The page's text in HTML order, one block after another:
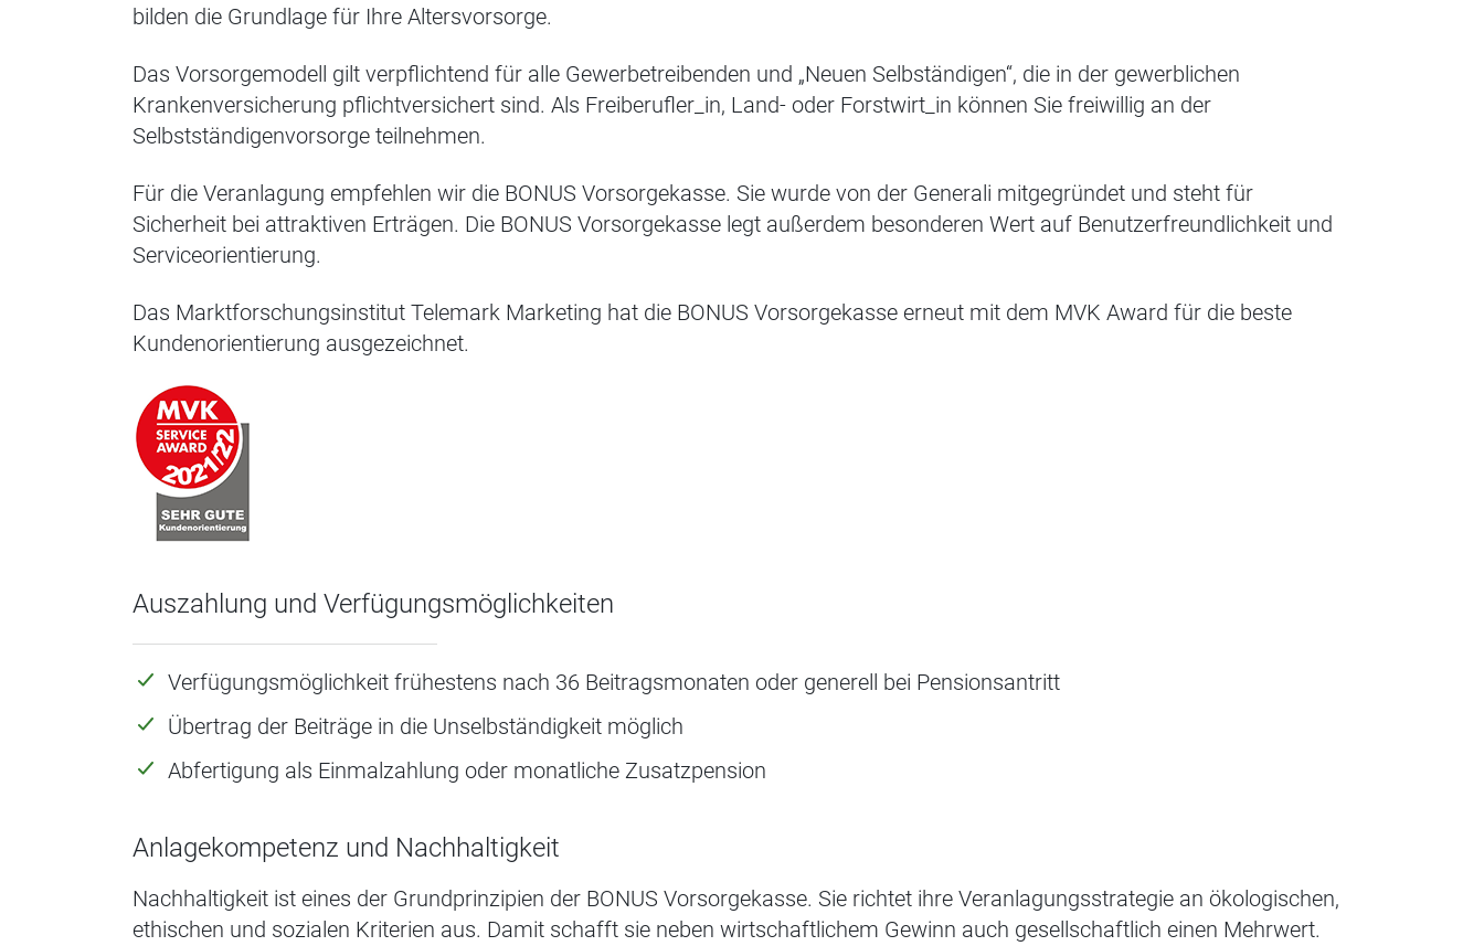
bilden die Grundlage für Ihre Altersvorsorge.
Das Vorsorgemodell gilt verpflichtend für alle Gewerbetreibenden und „Neuen Selbständigen“, die in der gewerblichen
Krankenversicherung pflichtversichert sind. Als Freiberufler_in, Land- oder Forstwirt_in können Sie freiwillig an der
Selbstständigenvorsorge teilnehmen.
Für die Veranlagung empfehlen wir die BONUS Vorsorgekasse. Sie wurde von der Generali mitgegründet und steht für
Sicherheit bei attraktiven Erträgen. Die BONUS Vorsorgekasse legt außerdem besonderen Wert auf Benutzerfreundlichkeit und
Serviceorientierung.
Das Marktforschungsinstitut Telemark Marketing hat die BONUS Vorsorgekasse erneut mit dem MVK Award für die beste
Kundenorientierung ausgezeichnet.
Auszahlung und Verfügungsmöglichkeiten
Verfügungsmöglichkeit frühestens nach 36 Beitragsmonaten oder generell bei Pensionsantritt
Übertrag der Beiträge in die Unselbständigkeit möglich
Abfertigung als Einmalzahlung oder monatliche Zusatzpension
Anlagekompetenz und Nachhaltigkeit
Nachhaltigkeit ist eines der Grundprinzipien der BONUS Vorsorgekasse. Sie richtet ihre Veranlagungsstrategie an ökologischen,
ethischen und sozialen Kriterien aus. Damit schafft sie neben wirtschaftlichem Gewinn auch gesellschaftlich einen Mehrwert.